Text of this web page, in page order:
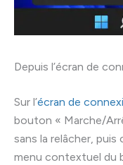
Depuis l’écran de
Sur l’écran de
bouton « Marche/
sans la relâcher, puis
menu contextuel du